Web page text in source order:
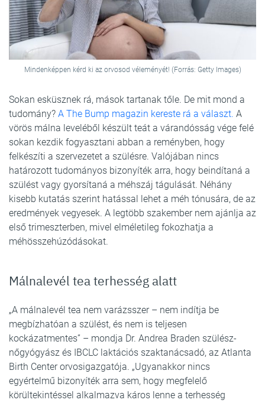
Mindenképpen kérd ki az orvosod véleményét! (Forrás: Getty Images)
Sokan esküsznek rá, mások tartanak tőle. De mit mond a
tudomány? A The Bump magazin kereste rá a választ. A
vörös málna leveléből készült teát a várandósság vége felé
sokan kezdik fogyasztani abban a reményben, hogy
felkészíti a szervezetet a szülésre. Valójában nincs
határozott tudományos bizonyíték arra, hogy beindítaná a
szülést vagy gyorsítaná a méhszáj tágulását. Néhány
kisebb kutatás szerint hatással lehet a méh tónusára, de az
eredmények vegyesek. A legtöbb szakember nem ajánlja az
első trimeszterben, mivel elméletileg fokozhatja a
méhösszehúzódásokat.
Málnalevél tea terhesség alatt
„A málnalevél tea nem varázsszer – nem indítja be
megbízhatóan a szülést, és nem is teljesen
kockázatmentes” – mondja Dr. Andrea Braden szülész-
nőgyógyász és IBCLC laktációs szaktanácsadó, az Atlanta
Birth Center orvosigazgatója. „Ugyanakkor nincs
egyértelmű bizonyíték arra sem, hogy megfelelő
körültekintéssel alkalmazva káros lenne a terhesség